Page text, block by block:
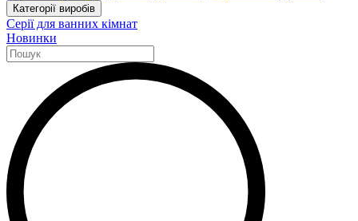
Категорії виробів
Серії для ванних кімнат
Новинки